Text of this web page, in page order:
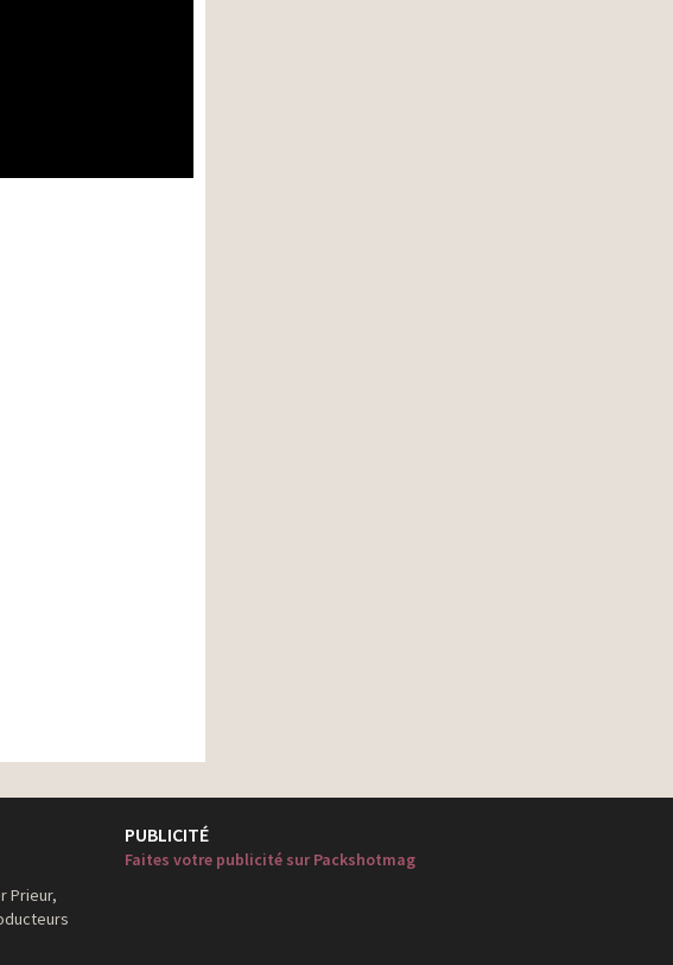
Prieur,
PUBLICITÉ
Faites votre publicité sur Packshotmag